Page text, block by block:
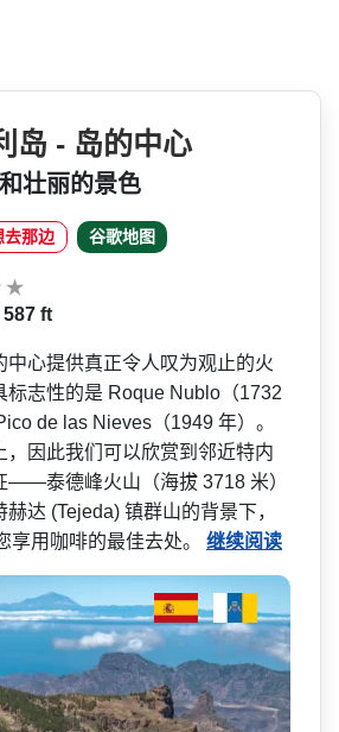
岛 - 岛的中心
壮丽的景色
去那边 谷歌地图
587 ft
中心提供真­正令人叹为观止的火
标志性的是 Roque Nublo（1732
de las Nieves（1949 年）。
，因­此我们可以欣赏到邻近特内
——泰德峰火山（海拔 3718 米）
达 (Tejeda) 镇群山的背景下，
享用咖啡的最佳去处。 继续阅读